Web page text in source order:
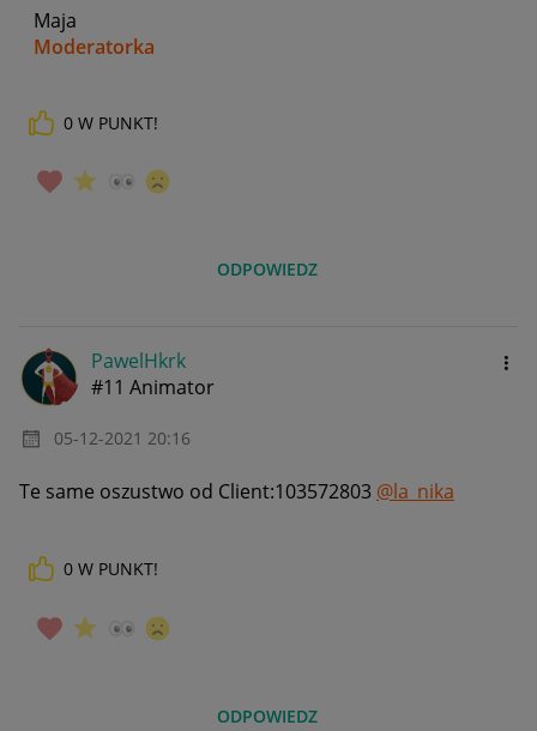
Maja
Moderatorka
_____________
0 W PUNKT!
ODPOWIEDZ
PawelHkrk
#11 Animator
‎05-12-2021 20:16
Te same oszustwo od Client:103572803 @la_nika
0 W PUNKT!
ODPOWIEDZ